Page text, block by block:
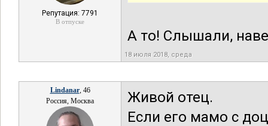
Репутация: 7791
В отпуске
А то! Слышали,
18 июля 2018, среда
Lindanar, 46
Россия, Москва
Живой отец.
Если его мамо с